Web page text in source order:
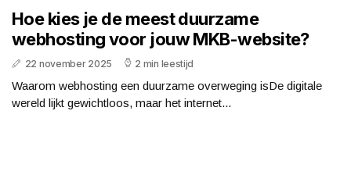
Hoe kies je de meest duurzame
webhosting voor jouw MKB-website?
22 november 2025 2 min leestijd
Waarom webhosting een duurzame overweging isDe digitale
wereld lijkt gewichtloos, maar het internet...